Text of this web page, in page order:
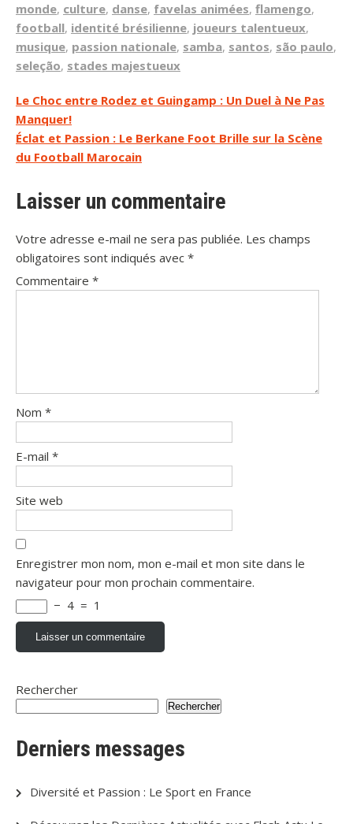
monde, culture, danse, favelas animées, flamengo,
football, identité brésilienne, joueurs talentueux,
musique, passion nationale, samba, santos, são paulo,
seleção, stades majestueux
Navigation
de
l’article
Le Choc entre Rodez et Guingamp : Un Duel à Ne Pas
Manquer!
Éclat et Passion : Le Berkane Foot Brille sur la Scène
du Football Marocain
Laisser un commentaire
Votre adresse e-mail ne sera pas publiée. Les champs
obligatoires sont indiqués avec *
Commentaire *
Nom *
E-mail *
Site web
Enregistrer mon nom, mon e-mail et mon site dans le
navigateur pour mon prochain commentaire.
− 4 = 1
Rechercher
Rechercher
Derniers messages
Diversité et Passion : Le Sport en France